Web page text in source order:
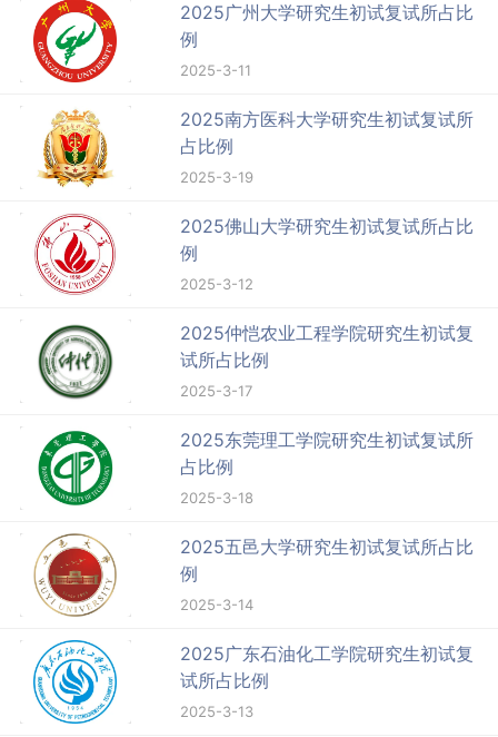
2025广州大学研究生初试复试所占比
例
2025-3-11
2025南方医科大学研究生初试复试所
占比例
2025-3-19
2025佛山大学研究生初试复试所占比
例
2025-3-12
2025仲恺农业工程学院研究生初试复
试所占比例
2025-3-17
2025东莞理工学院研究生初试复试所
占比例
2025-3-18
2025五邑大学研究生初试复试所占比
例
2025-3-14
2025广东石油化工学院研究生初试复
试所占比例
2025-3-13